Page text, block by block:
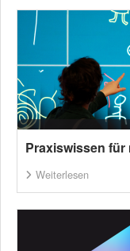
Praxiswissen
Weiterlesen